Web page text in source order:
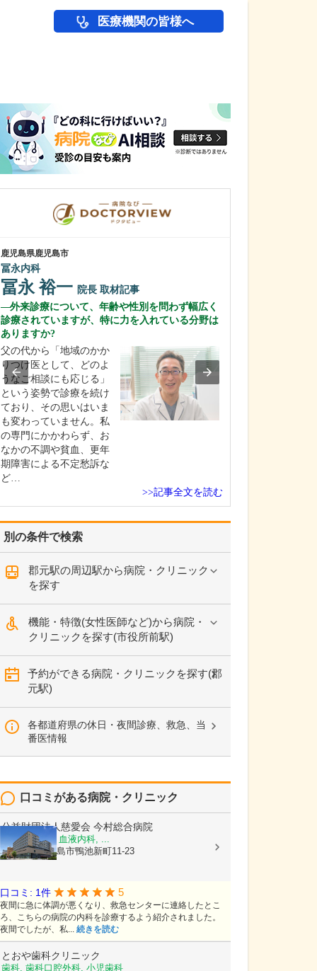
医療機関の皆様へ
別の条件で検索
郡元駅の周辺駅から病院・クリニック
を探す
機能・特徴(女性医師など)から病院・
クリニックを探す(市役所前駅)
予約ができる病院・クリニックを探す(郡
元駅)
各都道府県の休日・夜間診療、救急、当
番医情報
口コミがある病院・クリニック
公益財団法人慈愛会 今村総合病院
内科, 救急科, 血液内科, ...
鹿児島県鹿児島市鴨池新町11-23
口コミ: 1件 5
夜間に急に体調が悪くなり、救急センターに連絡したとこ
ろ、こちらの病院の内科を診療するよう紹介されました。
夜間でしたが、私... 続きを読む
とおや歯科クリニック
歯科, 歯科口腔外科, 小児歯科
鹿児島県鹿児島市
冨永内科
冨永 裕一 院長 取材記事
外来診療について、年齢や性別を問わず幅広く
診療されていますが、特に力を入れている分野は
ありますか?
父の代から「地域のかか
りつけ医として、どのよ
うなご相談にも応じる」
という姿勢で診療を続け
ており、その思いはいま
も変わっていません。私
の専門にかかわらず、お
なかの不調や貧血、更年
期障害による不定愁訴な
ど…
>>記事全文を読む